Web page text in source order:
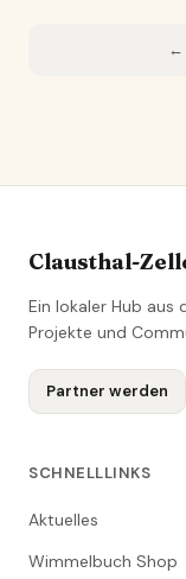
←
Clausthal-
Ein lokaler Hub aus
Projekte und
Partner werden
SCHNELLLINKS
Aktuelles
Wimmelbuch Shop